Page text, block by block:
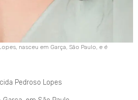
nasceu em Garça, São Paulo, e é
Pedroso Lopes